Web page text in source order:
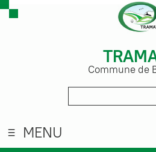
Commune de
MENU